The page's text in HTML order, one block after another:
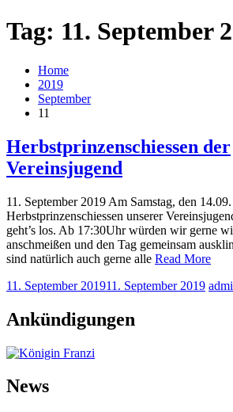
Tag: 11. September
Home
2019
September
11
Herbstprinzenschiessen der
Vereinsjugend
11. September 2019 Am Samstag, den
Herbstprinzenschiessen unserer
geht’s los. Ab 17:30Uhr würden wir gerne
anschmeißen und den Tag gemeinsam
sind natürlich auch gerne alle Read More
11. September 201911. September 2019
Ankündigungen
News